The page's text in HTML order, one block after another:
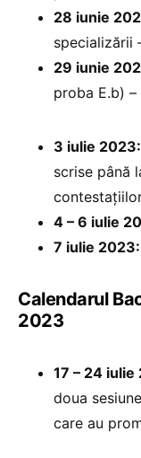
28 iunie
specializării
29 iunie
proba E.b)
3 iulie 2023:
scrise până
4 – 6 iulie
7 iulie 2023:
Calendarul
2023
17 – 24 iulie
doua
care au